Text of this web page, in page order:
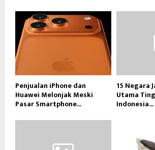
Penjualan iPhone dan
Huawei Melonjak Meski
Pasar Smartphone...
15 Negara
Utama
Indonesia...